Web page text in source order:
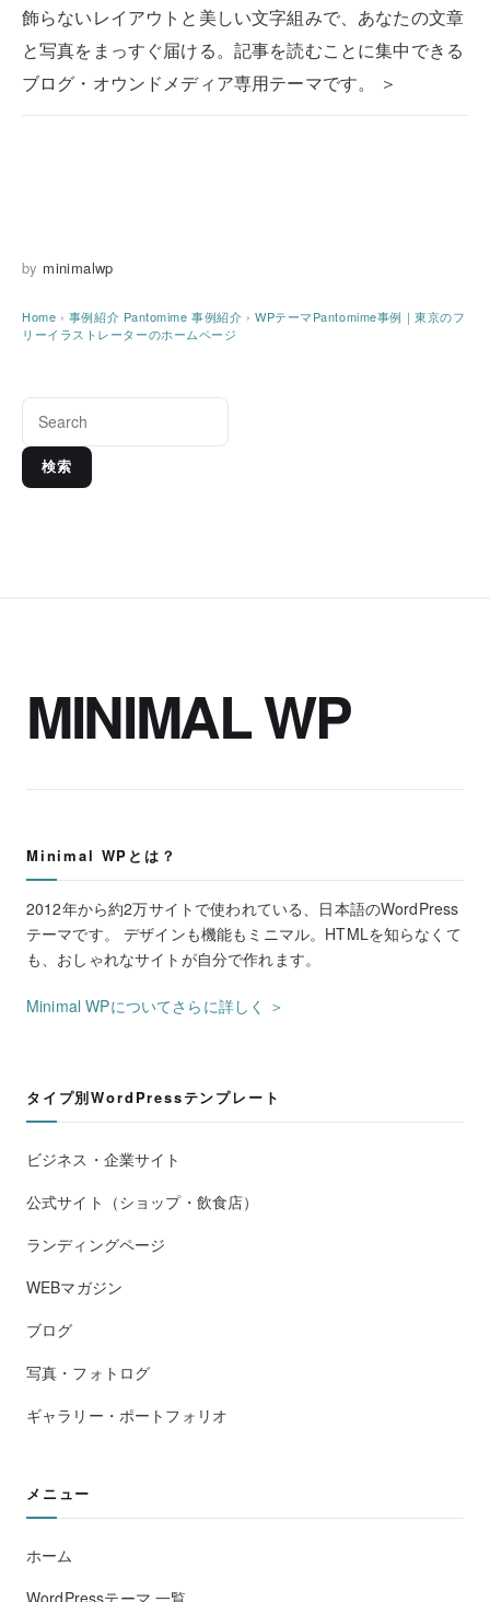
飾らないレイアウトと美しい文字組みで、あなたの文章
と写真をまっすぐ届ける。記事を読むことに集中できる
ブログ・オウンドメディア専用テーマです。 ＞
by minimalwp
Home › 事例紹介 Pantomime 事例紹介 ›WPテーマPantomime事例｜東京のフ
リーイラストレーターのホームページ
検索
MINIMAL WP
Minimal WPとは？
2012年から約2万サイトで使われている、日本語のWordPress
テーマです。 デザインも機能もミニマル。HTMLを知らなくて
も、おしゃれなサイトが自分で作れます。
Minimal WPについてさらに詳しく ＞
タイプ別WordPressテンプレート
ビジネス・企業サイト
公式サイト（ショップ・飲食店）
ランディングページ
WEBマガジン
ブログ
写真・フォトログ
ギャラリー・ポートフォリオ
メニュー
ホーム